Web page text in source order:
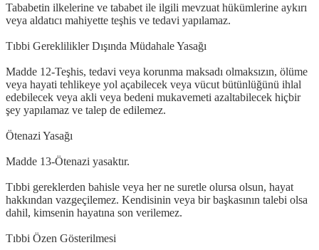
Tababetin ilkelerine ve tababet ile ilgili mevzuat hükümlerine aykırı
veya aldatıcı mahiyette teşhis ve tedavi yapılamaz.
Tıbbi Gereklilikler Dışında Müdahale Yasağı
Madde 12-Teşhis, tedavi veya korunma maksadı olmaksızın, ölüme
veya hayati tehlikeye yol açabilecek veya vücut bütünlüğünü ihlal
edebilecek veya akli veya bedeni mukavemeti azaltabilecek hiçbir
şey yapılamaz ve talep de edilemez.
Ötenazi Yasağı
Madde 13-Ötenazi yasaktır.
Tıbbi gereklerden bahisle veya her ne suretle olursa olsun, hayat
hakkından vazgeçilemez. Kendisinin veya bir başkasının talebi olsa
dahil, kimsenin hayatına son verilemez.
Tıbbi Özen Gösterilmesi